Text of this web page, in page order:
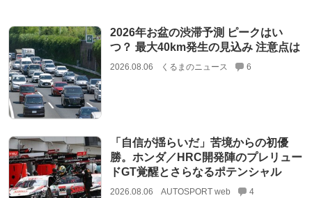
2026年お盆の渋滞予測 ピークはい
つ？ 最大40km発生の見込み 注意点は
2026.08.06 くるまのニュース 6
「自信が揺らいだ」苦境からの初優
勝。ホンダ／HRC開発陣のプレリュー
ドGT覚醒とさらなるポテンシャル
2026.08.06 AUTOSPORT web 4